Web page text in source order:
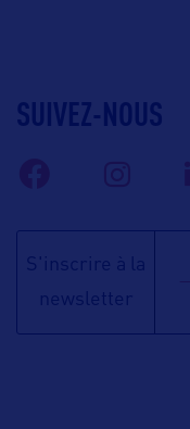
SUIVEZ-NOUS
S'inscrire à la
newsletter